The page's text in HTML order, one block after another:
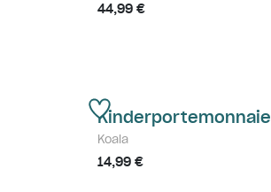
44,99 €
Kinderportemonnaie
Koala
14,99 €